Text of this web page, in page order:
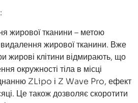
жирової тканини – метою
видалення жирової тканини. Вже
жирові клітини відмирають, що
окружності тіла в місці
ZLipo і Z Wave Pro, ефект
Це також дозволяє скоротити